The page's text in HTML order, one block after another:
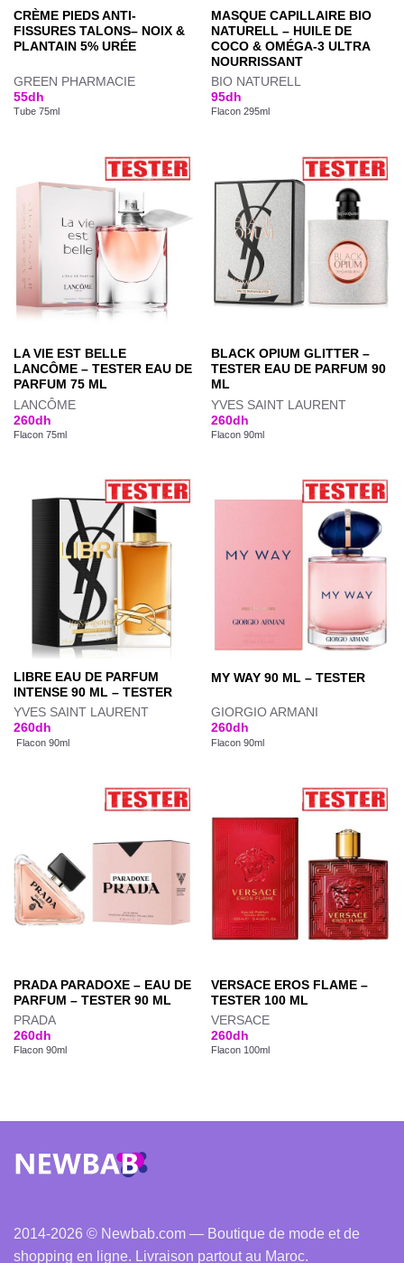
CRÈME PIEDS ANTI-
FISSURES TALONS– NOIX &
PLANTAIN 5% URÉE
GREEN PHARMACIE
55dh
Tube 75ml
MASQUE CAPILLAIRE BIO
NATURELL – HUILE DE
COCO & OMÉGA-3 ULTRA
NOURRISSANT
BIO NATURELL
95dh
Flacon 295ml
LA VIE EST BELLE
LANCÔME – TESTER EAU DE
PARFUM 75 ML
LANCÔME
260dh
Flacon 75ml
BLACK OPIUM GLITTER –
TESTER EAU DE PARFUM 90
ML
YVES SAINT LAURENT
260dh
Flacon 90ml
LIBRE EAU DE PARFUM
INTENSE 90 ML – TESTER
YVES SAINT LAURENT
260dh
Flacon 90ml
MY WAY 90 ML – TESTER
GIORGIO ARMANI
260dh
Flacon 90ml
PRADA PARADOXE – EAU DE
PARFUM – TESTER 90 ML
PRADA
260dh
Flacon 90ml
VERSACE EROS FLAME –
TESTER 100 ML
VERSACE
260dh
Flacon 100ml
2014-2026 © Newbab.com — Boutique de mode et de
shopping en ligne. Livraison partout au Maroc.